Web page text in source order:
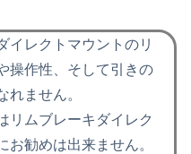
イレクトマウントのリ
操作性、そして引きの
れません。
リムブレーキダイレク
お勧めは出来ません。